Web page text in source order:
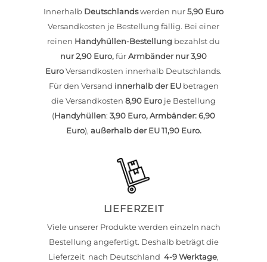
Innerhalb Deutschlandswerden nur 5,90 Euro
Versandkosten je Bestellung fällig. Bei einer
reinen Handyhüllen-Bestellung bezahlst du
nur 2,90 Euro, für Armbänder nur 3,90
Euro Versandkosten innerhalb Deutschlands.
Für den Versand innerhalb der EUbetragen
die Versandkosten 8,90 Euro je Bestellung
(Handyhüllen: 3,90 Euro, Armbänder: 6,90
Euro), außerhalb der EU 11,90 Euro.
LIEFERZEIT
Viele unserer Produkte werden einzeln nach
Bestellung angefertigt. Deshalb beträgt die
Lieferzeit nach Deutschland 4-9 Werktage,